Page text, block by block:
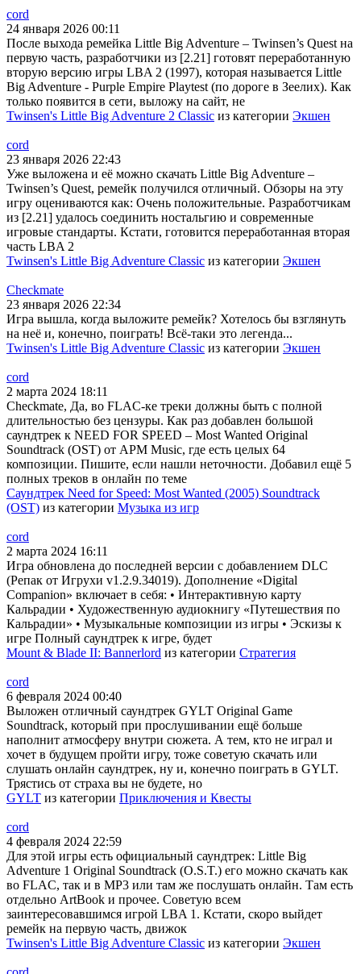
cord
24 января 2026 00:11
После выхода ремейка Little Big Adventure – Twinsen’s Quest на
первую часть, разработчики из [2.21] готовят переработанную
вторую версию игры LBA 2 (1997), которая называется Little
Big Adventure - Purple Empire Playtest (по дороге в Зеелих). Как
только появится в сети, выложу на сайт, не
Twinsen's Little Big Adventure 2 Classic из категории Экшен
cord
23 января 2026 22:43
Уже выложена и её можно скачать Little Big Adventure –
Twinsen’s Quest, ремейк получился отличный. Обзоры на эту
игру оцениваются как: Очень положительные. Разработчикам
из [2.21] удалось соединить ностальгию и современные
игровые стандарты. Кстати, готовится переработанная вторая
часть LBA 2
Twinsen's Little Big Adventure Classic из категории Экшен
Checkmate
23 января 2026 22:34
Игра вышла, когда выложите ремейк? Хотелось бы взглянуть
на неё и, конечно, поиграть! Всё-таки это легенда...
Twinsen's Little Big Adventure Classic из категории Экшен
cord
2 марта 2024 18:11
Checkmate, Да, во FLAC-ке треки должны быть с полной
длительностью без цензуры. Как раз добавлен большой
саундтрек к NEED FOR SPEED – Most Wanted Original
Soundtrack (OST) от APM Music, где есть целых 64
композиции. Пишите, если нашли неточности. Добавил ещё 5
полных треков в онлайн по теме
Саундтрек Need for Speed: Most Wanted (2005) Soundtrack
(OST) из категории Музыка из игр
cord
2 марта 2024 16:11
Игра обновлена до последней версии с добавлением DLC
(Репак от Игрухи v1.2.9.34019). Дополнение «Digital
Companion» включает в себя: • Интерактивную карту
Кальрадии • Художественную аудиокнигу «Путешествия по
Кальрадии» • Музыкальные композиции из игры • Эскизы к
игре Полный саундтрек к игре, будет
Mount & Blade II: Bannerlord из категории Стратегия
cord
6 февраля 2024 00:40
Выложен отличный саундтрек GYLT Original Game
Soundtrack, который при прослушивании ещё больше
наполнит атмосферу внутри сюжета. А тем, кто не играл и
хочет в будущем пройти игру, тоже советую скачать или
слушать онлайн саундтрек, ну и, конечно поиграть в GYLT.
Трястись от страха вы не будете, но
GYLT из категории Приключения и Квесты
cord
4 февраля 2024 22:59
Для этой игры есть официальный саундтрек: Little Big
Adventure 1 Original Soundtrack (O.S.T.) его можно скачать как
во FLAC, так и в MP3 или там же послушать онлайн. Там есть
отдельно ArtBook и прочее. Советую всем
заинтересовавшимся игрой LBA 1. Кстати, скоро выйдет
ремейк на первую часть, движок
Twinsen's Little Big Adventure Classic из категории Экшен